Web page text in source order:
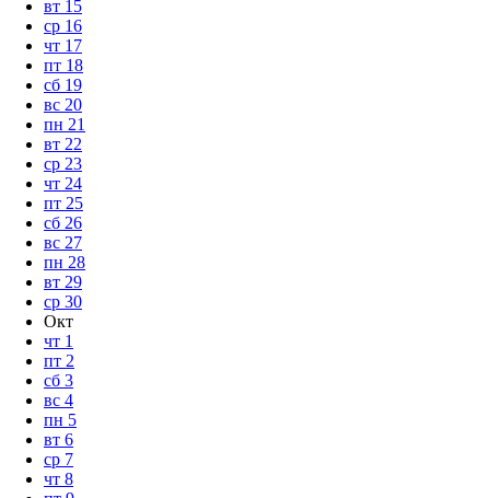
вт 15
ср 16
чт 17
пт 18
сб 19
вс 20
пн 21
вт 22
ср 23
чт 24
пт 25
сб 26
вс 27
пн 28
вт 29
ср 30
Окт
чт 1
пт 2
сб 3
вс 4
пн 5
вт 6
ср 7
чт 8